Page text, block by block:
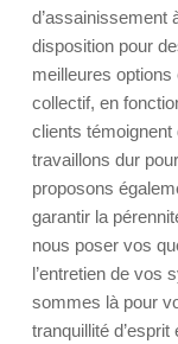
d’assainissement
disposition pour
meilleures options
collectif, en
clients
travaillons dur
proposons
garantir la
nous poser vos
l’entretien de vos
sommes là pour
tranquillité